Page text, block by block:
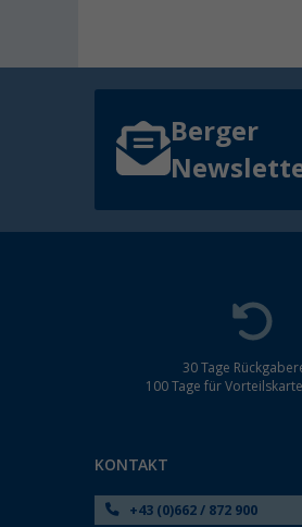
Hamburg (2)
Hannover (4)
Heide (1)
Heidelberg (2)
Heiligenhafen (2)
Hooksiel (3)
Isny im Allgäu (3)
Kaiserslautern (3)
Kerpen (3)
Kiel (4)
Klettgau / Erzingen (5)
Berger
30 Tage
100 Tage für
KONTAKT
+43 (0)662 / 872 900